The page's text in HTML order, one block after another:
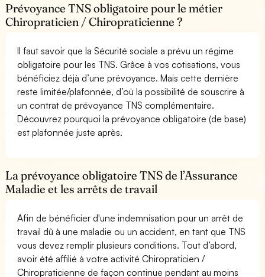
Prévoyance TNS obligatoire pour le métier
Chiropraticien / Chiropraticienne ?
Il faut savoir que la Sécurité sociale a prévu un régime
obligatoire pour les TNS. Grâce à vos cotisations, vous
bénéficiez déjà d’une prévoyance. Mais cette dernière
reste limitée/plafonnée, d’où la possibilité de souscrire à
un contrat de prévoyance TNS complémentaire.
Découvrez pourquoi la prévoyance obligatoire (de base)
est plafonnée juste après.
La prévoyance obligatoire TNS de l’Assurance
Maladie et les arrêts de travail
Afin de bénéficier d'une indemnisation pour un arrêt de
travail dû à une maladie ou un accident, en tant que TNS
vous devez remplir plusieurs conditions. Tout d’abord,
avoir été affilié à votre activité Chiropraticien /
Chiropraticienne de façon continue pendant au moins